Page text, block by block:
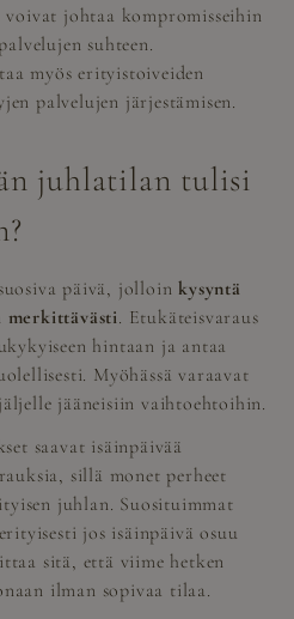
johtaa kompromisseihin
suhteen.
myös erityistoiveiden
palvelujen järjestämisen.
juhlatilan tulisi
päivä, jolloinkysyntä
merkittävästi. Etukäteisvaraus
hintaan ja antaa
Myöhässä varaavat
jääneisiin vaihtoehtoihin.
saavat isäinpäivää
sillä monet perheet
juhlan. Suosituimmat
jos isäinpäivä osuu
sitä, että viime hetken
ilman sopivaa tilaa.